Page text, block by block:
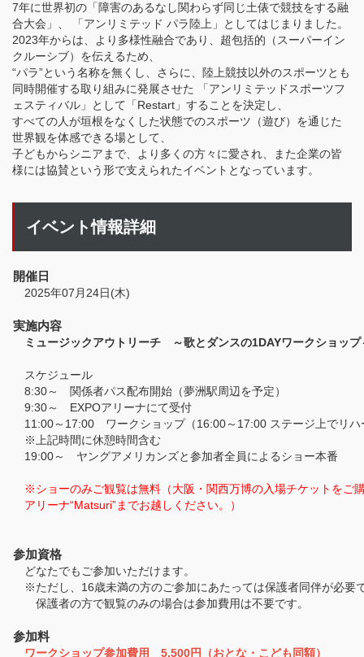
7年に世界初の「障害のあるなし関わらず同じ土俵で競技をする融
合大会」、 「アンリミテッド パラ陸上」としてはじまりました。
2023年からは、より多様性融合であり、超包括的（スーパーイン
クルーシブ）を伝えるため、
“パラ”という名称を無くし、さらに、陸上競技以外のスポーツとも
同時開催する取り組みに発展させた 「アンリミテッドスポーツフ
ェスティバル」として「Restart」することを決定し、
すべての人が垣根をなくした状態でのスポーツ（遊び）を通じた
世界観を体感できる場として、
子どもからシニアまで、より多くの方々に愛され、また企業の皆
様には協賛という形で支えられたイベントとなっています。
イベント情報詳細
開催日
2025年07月24日(木)
実施内容
ミュージックアウトリーチ ～歌とダンスの1DAYワークショップ
スケジュール
8:30～ 関係者パス配布開始（夢洲駅周辺を予定）
9:30～ EXPOアリーナにて受付
11:00～17:00 ワークショップ（16:00～17:00 ステージ上でリ
※上記時間に休憩時間含む
19:00～ ヤングアメリカンズと参加者全員によるショー本番
※ショーのみご観覧は無料（大阪・関西万博の入場チケットをご
アリーナ“Matsuri”までお越しください。）
参加資格
どなたでもご参加いただけます。
※ただし、16歳未満の方のご参加にあたっては保護者同伴が必要
保護者の方で観覧のみの場合は参加費用は不要です。
参加料
ワークショップ参加費用 5,500円（おとな・こども同額）